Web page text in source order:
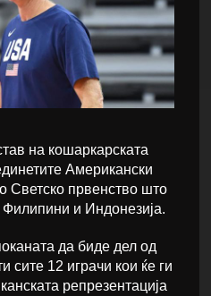
на кошаркарската
Американски
Светско првенство што
Филипини и Индонезија.
да биде дел од
сите 12 играчи кои ќе ги
репрезентација